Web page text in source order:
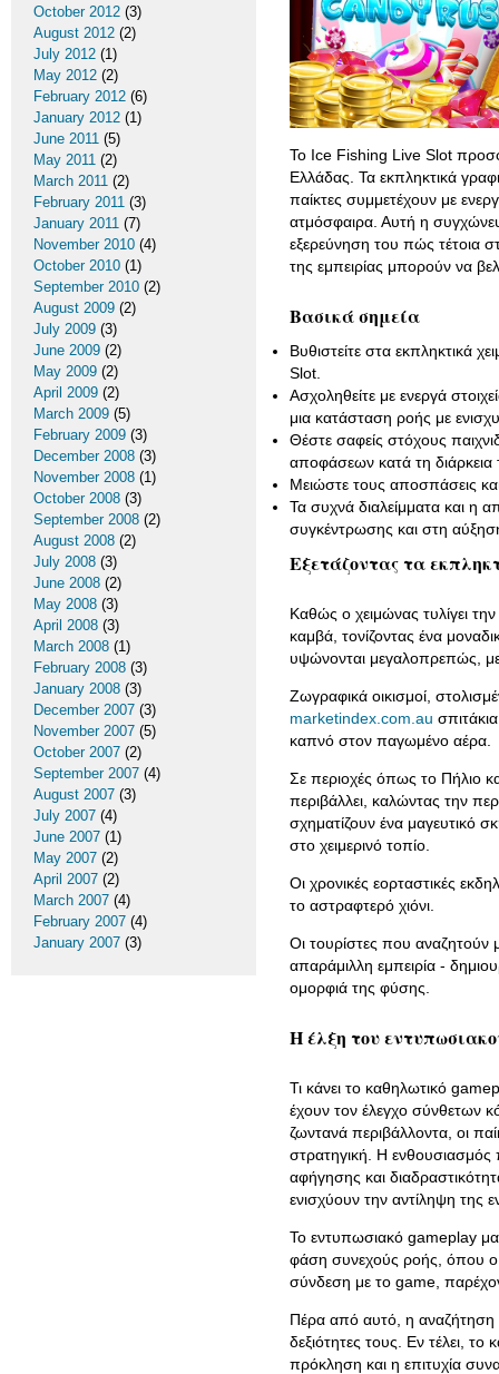
Το Ice Fishing Live Slot
Ελλάδας. Τα εκπληκτικά
παίκτες συμμετέχουν με
ατμόσφαιρα. Αυτή η
εξερεύνηση του πώς τέτοια
της εμπειρίας μπορούν να
Βασικά σημεία
Βυθιστείτε στα εκπληκτικά
Slot.
Ασχοληθείτε με ενεργά
μια κατάσταση ροής με
Θέστε σαφείς στόχους
αποφάσεων κατά τη διάρκεια
Μειώστε τους αποσπάσεις και
Τα συχνά διαλείμματα και η
συγκέντρωσης και στη
Εξετάζοντας τα
Καθώς ο χειμώνας τυλίγει
καμβά, τονίζοντας ένα
υψώνονται μεγαλοπρεπώς,
Ζωγραφικά οικισμοί,
marketindex.com.au
καπνό στον παγωμένο αέρα.
Σε περιοχές όπως το Πήλιο
περιβάλλει, καλώντας την
σχηματίζουν ένα μαγευτικό
στο χειμερινό τοπίο.
Οι χρονικές εορταστικές
το αστραφτερό χιόνι.
Οι τουρίστες που αναζητούν
απαράμιλλη εμπειρία -
ομορφιά της φύσης.
Η έλξη του
Τι κάνει το καθηλωτικό
έχουν τον έλεγχο σύνθετων
ζωντανά περιβάλλοντα, οι
στρατηγική. Η ενθουσιασμός
αφήγησης και
ενισχύουν την αντίληψη της
Το εντυπωσιακό gameplay
φάση συνεχούς ροής, όπου ο
σύνδεση με το game,
Πέρα από αυτό, η αναζήτηση
δεξιότητες τους. Εν τέλει,
πρόκληση και η επιτυχία
October 2012 (3)
August 2012 (2)
July 2012 (1)
May 2012 (2)
February 2012 (6)
January 2012 (1)
June 2011 (5)
May 2011 (2)
March 2011 (2)
February 2011 (3)
January 2011 (7)
November 2010 (4)
October 2010 (1)
September 2010 (2)
August 2009 (2)
July 2009 (3)
June 2009 (2)
May 2009 (2)
April 2009 (2)
March 2009 (5)
February 2009 (3)
December 2008 (3)
November 2008 (1)
October 2008 (3)
September 2008 (2)
August 2008 (2)
July 2008 (3)
June 2008 (2)
May 2008 (3)
April 2008 (3)
March 2008 (1)
February 2008 (3)
January 2008 (3)
December 2007 (3)
November 2007 (5)
October 2007 (2)
September 2007 (4)
August 2007 (3)
July 2007 (4)
June 2007 (1)
May 2007 (2)
April 2007 (2)
March 2007 (4)
February 2007 (4)
January 2007 (3)